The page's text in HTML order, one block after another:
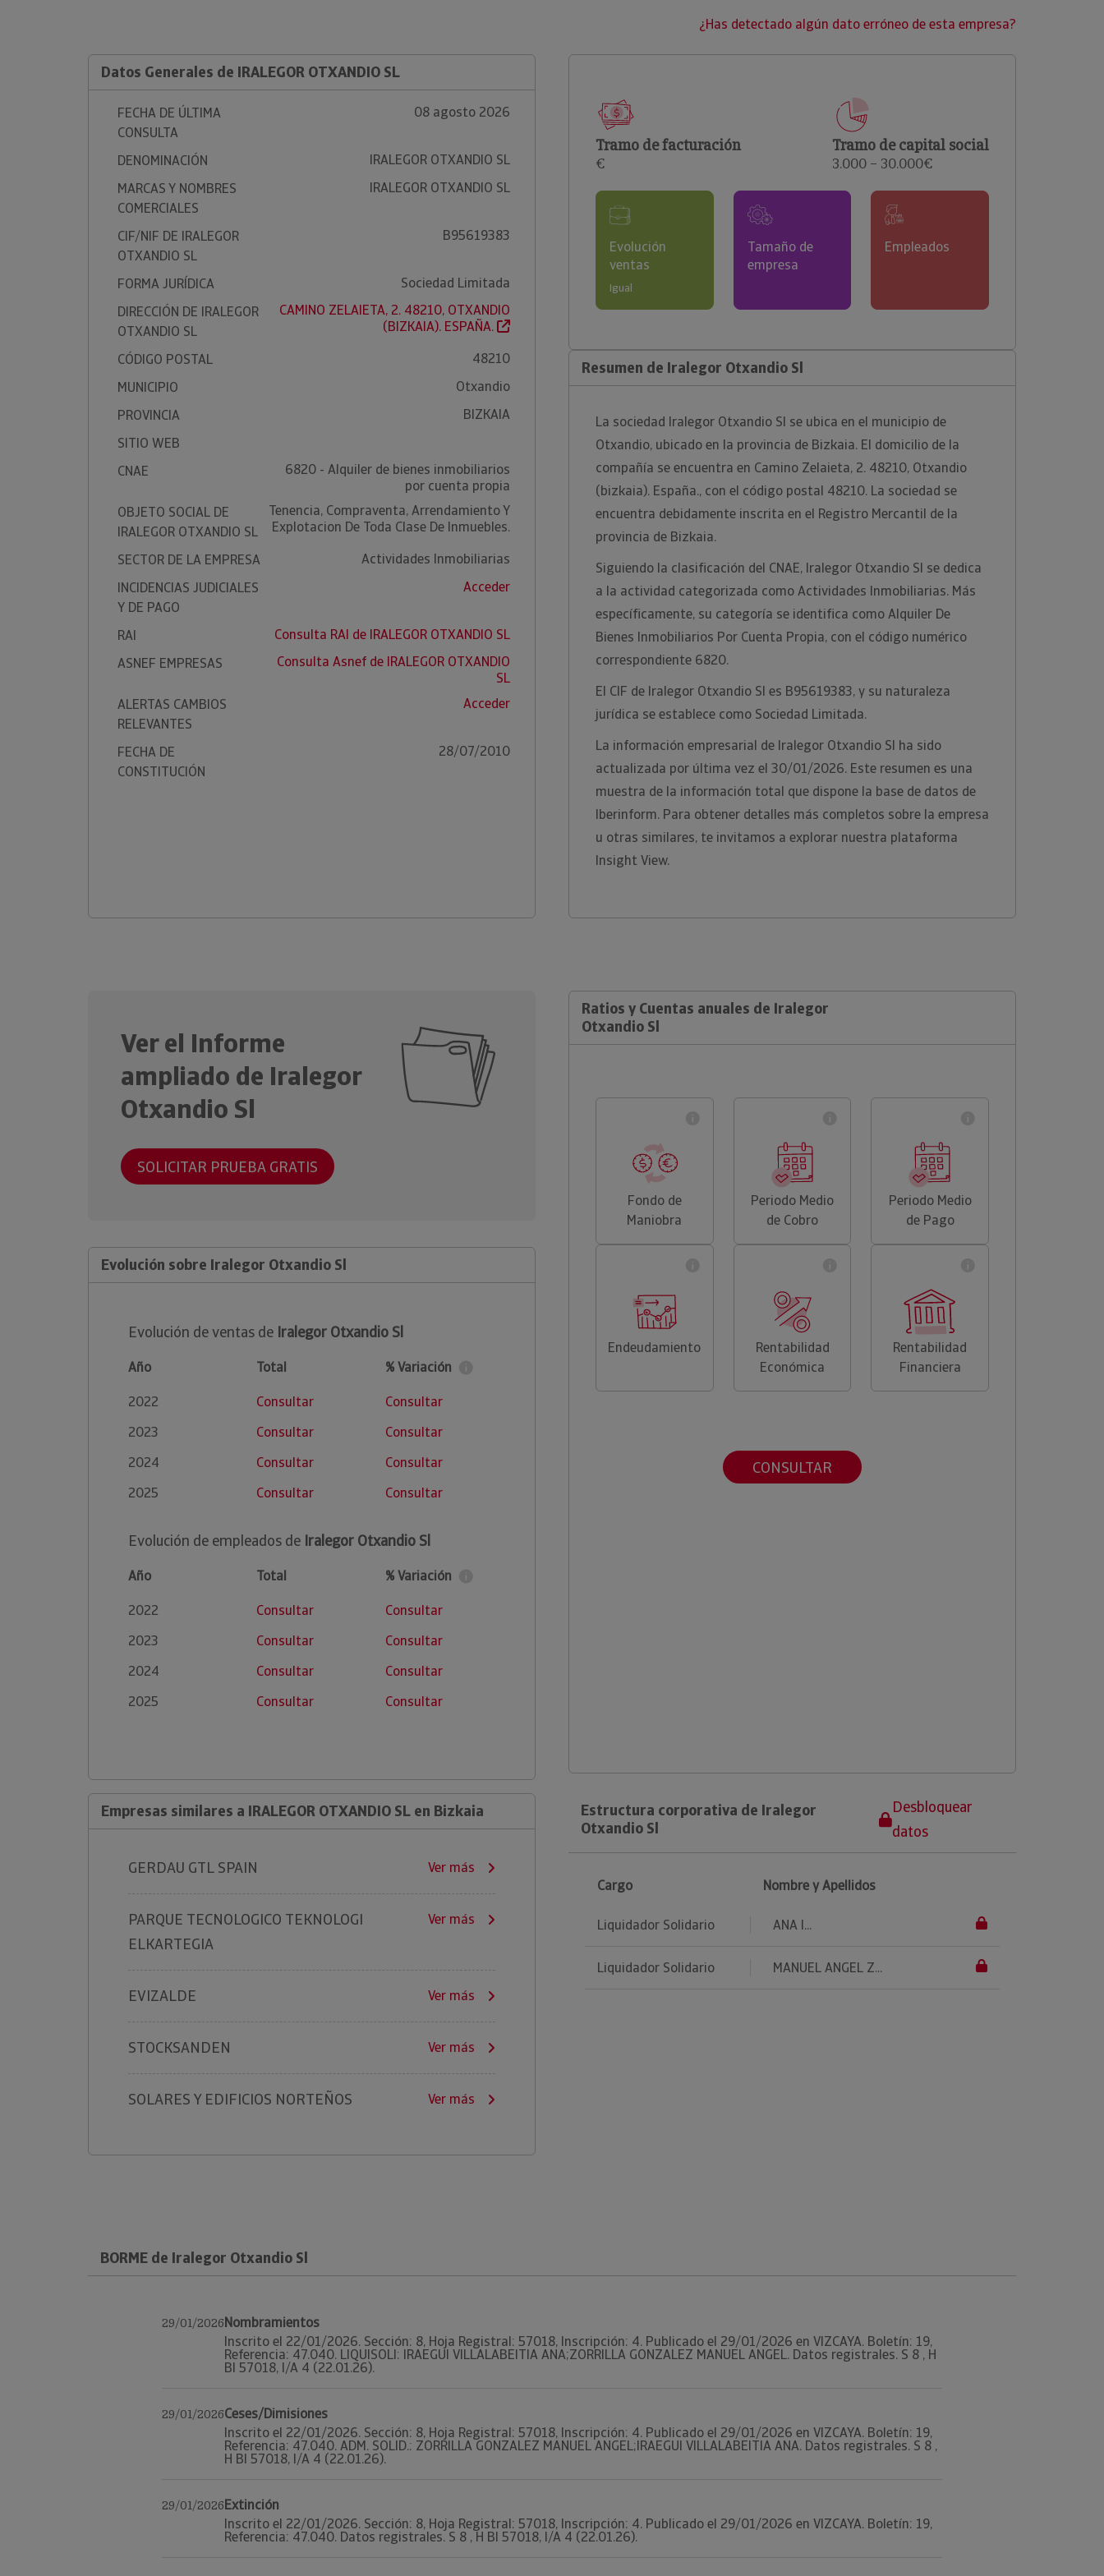
clientes.
¿Has detectado algún dato erróneo de esta empresa?
Datos Generales de IRALEGOR OTXANDIO SL
FECHA DE ÚLTIMA
CONSULTA
08 agosto 2026
DENOMINACIÓN
IRALEGOR OTXANDIO SL
MARCAS Y NOMBRES
COMERCIALES
IRALEGOR OTXANDIO SL
CIF/NIF DE IRALEGOR
OTXANDIO SL
B95619383
FORMA JURÍDICA
Sociedad Limitada
DIRECCIÓN DE IRALEGOR
OTXANDIO SL
CAMINO ZELAIETA, 2. 48210, OTXANDIO
(BIZKAIA). ESPAÑA.
CÓDIGO POSTAL
48210
MUNICIPIO
Otxandio
PROVINCIA
BIZKAIA
SITIO WEB
CNAE
6820 - Alquiler de bienes inmobiliarios
por cuenta propia
OBJETO SOCIAL DE
IRALEGOR OTXANDIO SL
Tenencia, Compraventa, Arrendamiento Y
Explotacion De Toda Clase De Inmuebles.
SECTOR DE LA EMPRESA
Actividades Inmobiliarias
INCIDENCIAS JUDICIALES
Y DE PAGO
Acceder
RAI
Consulta RAI de IRALEGOR OTXANDIO SL
ASNEF EMPRESAS
Consulta Asnef de IRALEGOR OTXANDIO
SL
ALERTAS CAMBIOS
RELEVANTES
Acceder
FECHA DE
CONSTITUCIÓN
28/07/2010
Tramo de facturación
€
Tramo de capital social
3.000 – 30.000€
Evolución
ventas
Igual
Tamaño de
empresa
Empleados
Resumen de Iralegor Otxandio Sl
La sociedad Iralegor Otxandio Sl se ubica en el municipio de
Otxandio, ubicado en la provincia de Bizkaia. El domicilio de la
compañía se encuentra en Camino Zelaieta, 2. 48210, Otxandio
(bizkaia). España., con el código postal 48210. La sociedad se
encuentra debidamente inscrita en el Registro Mercantil de la
provincia de Bizkaia.
Siguiendo la clasificación del CNAE, Iralegor Otxandio Sl se dedica
a la actividad categorizada como Actividades Inmobiliarias. Más
específicamente, su categoría se identifica como Alquiler De
Bienes Inmobiliarios Por Cuenta Propia, con el código numérico
correspondiente 6820.
El CIF de Iralegor Otxandio Sl es B95619383, y su naturaleza
jurídica se establece como Sociedad Limitada.
La información empresarial de Iralegor Otxandio Sl ha sido
actualizada por última vez el 30/01/2026. Este resumen es una
muestra de la información total que dispone la base de datos de
Iberinform. Para obtener detalles más completos sobre la empresa
u otras similares, te invitamos a explorar nuestra plataforma
Insight View.
Ver el Informe
ampliado de Iralegor
Otxandio Sl
SOLICITAR PRUEBA GRATIS
Evolución sobre Iralegor Otxandio Sl
Evolución de ventas de Iralegor Otxandio Sl
Año Total
% Variación
2022
Consultar
Consultar
2023
Consultar
Consultar
2024
Consultar
Consultar
2025
Consultar Consultar
Evolución de empleados de Iralegor Otxandio Sl
Año Total
% Variación
2022
Consultar
Consultar
2023
Consultar
Consultar
2024
Consultar
Consultar
2025
Consultar Consultar
Empresas similares a IRALEGOR OTXANDIO SL en Bizkaia
GERDAU GTL SPAIN Ver más
PARQUE TECNOLOGICO TEKNOLOGI
ELKARTEGIA
Ver más
EVIZALDE Ver más
STOCKSANDEN Ver más
SOLARES Y EDIFICIOS NORTEÑOS Ver más
Ratios y Cuentas anuales de Iralegor
Otxandio Sl
Fondo de
Maniobra
Periodo Medio
de Cobro
Periodo Medio
de Pago
Endeudamiento
Rentabilidad
Económica
Rentabilidad
Financiera
CONSULTAR
Estructura corporativa de Iralegor
Otxandio Sl
Desbloquear
datos
Cargo Nombre y Apellidos
Liquidador Solidario ANA I...
Liquidador Solidario MANUEL ANGEL Z...
BORME de Iralegor Otxandio Sl
29/01/2026Nombramientos
Inscrito el 22/01/2026. Sección: 8, Hoja Registral: 57018, Inscripción: 4. Publicado el 29/01/2026 en VIZCAYA. Boletín: 19,
Referencia: 47.040. LIQUISOLI: IRAEGUI VILLALABEITIA ANA;ZORRILLA GONZALEZ MANUEL ANGEL. Datos registrales. S 8 , H
BI 57018, I/A 4 (22.01.26).
29/01/2026Ceses/Dimisiones
Inscrito el 22/01/2026. Sección: 8, Hoja Registral: 57018, Inscripción: 4. Publicado el 29/01/2026 en VIZCAYA. Boletín: 19,
Referencia: 47.040. ADM. SOLID.: ZORRILLA GONZALEZ MANUEL ANGEL;IRAEGUI VILLALABEITIA ANA. Datos registrales. S 8 ,
H BI 57018, I/A 4 (22.01.26).
29/01/2026Extinción
Inscrito el 22/01/2026. Sección: 8, Hoja Registral: 57018, Inscripción: 4. Publicado el 29/01/2026 en VIZCAYA. Boletín: 19,
Referencia: 47.040. Datos registrales. S 8 , H BI 57018, I/A 4 (22.01.26).